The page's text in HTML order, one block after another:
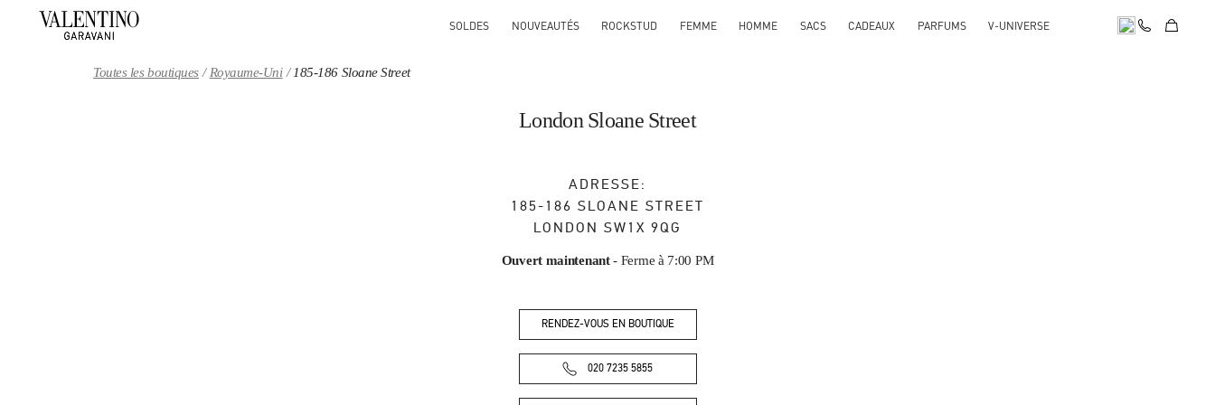
SOLDES NOUVEAUTÉS ROCKSTUD FEMME HOMME SACS CADEAUX PARFUMS V-UNIVERSE
Toutes les boutiques Royaume-Uni 185-186 Sloane Street
London Sloane Street
ADRESSE:
185-186 SLOANE STREET
LONDON SW1X 9QG
Ouvert maintenant- Ferme à 7:00 PM
RENDEZ-VOUS EN BOUTIQUE
020 7235 5855